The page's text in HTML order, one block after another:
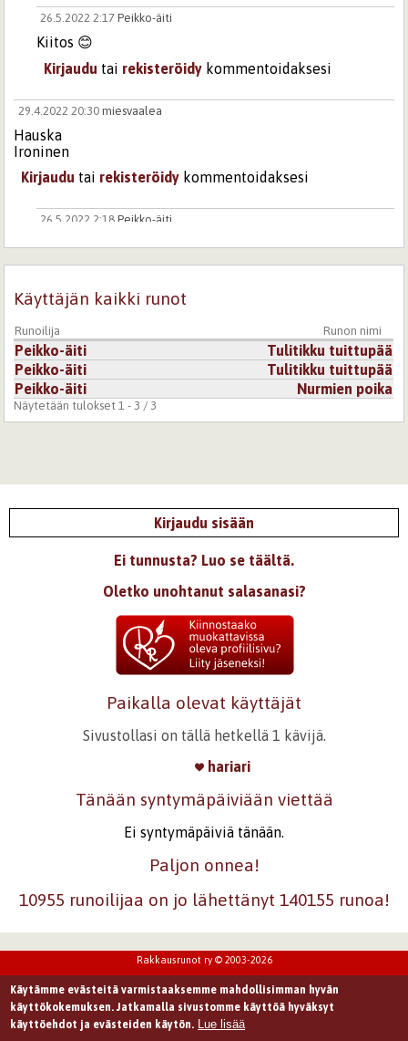
26.5.2022 2:17Peikko-äiti
Kiitos 😊
Kirjaudu tai rekisteröidy kommentoidaksesi
29.4.2022 20:30 miesvaalea
Hauska
Ironinen
Kirjaudu tai rekisteröidy kommentoidaksesi
26.5.2022 2:18Peikko-äiti
Kirjaudutairekisteröidykommentoidaksesi
26.5.2022 23:03
Niin tärkeä tikku on,
runosi ihan hervoton :)
Kirjaudutairekisteröidykommentoidaksesi
Käyttäjän kaikki runot
Runoilija Runon nimi
Peikko-äiti
Tulitikku tuittupää
Peikko-äiti
Tulitikku tuittupää
Peikko-äiti
Nurmien poika
Näytetään tulokset 1 - 3 / 3
Kirjaudu sisään
Ei tunnusta? Luo se täältä.
Oletko unohtanut salasanasi?
Paikalla olevat käyttäjät
Sivustollasi on tällä hetkellä 1 kävijä.
hariari
Tänään syntymäpäiviään viettää
Ei syntymäpäiviä tänään.
Paljon onnea!
10955 runoilijaa on jo lähettänyt 140155 runoa!
Rakkausrunot ry © 2003-2026
Käytämme evästeitä varmistaaksemme mahdollisimman hyvän
käyttökokemuksen. Jatkamalla sivustomme käyttöä hyväksyt
käyttöehdot ja evästeiden käytön. Lue lisää